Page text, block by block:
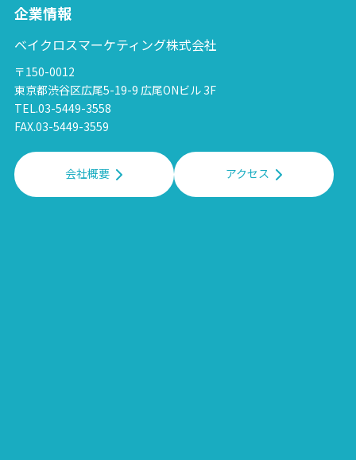
企業情報
ベイクロスマーケティング株式会社
〒150-0012
東京都渋谷区広尾5-19-9 広尾ONビル 3F
TEL.03-5449-3558
FAX.03-5449-3559
会社概要 アクセス